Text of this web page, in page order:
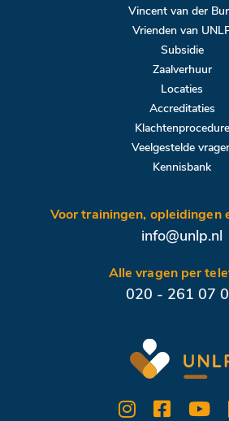
Vincent van der
Vrienden van
Subsidie
Zaalverhuur
Locaties
Accreditaties
Klachtenprocedure
Veelgestelde
Kennisbank
Voor trainingen, opleidingen
info@unlp.nl
Alle vragen per
020 - 261 07